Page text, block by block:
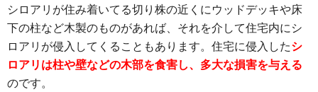
シロアリが住み着いてる切り株の近くにウッドデッキや床
下の柱など木製のものがあれば、それを介して住宅内にシ
ロアリが侵入してくることもあります。住宅に侵入したシ
ロアリは柱や壁などの木部を食害し、多大な損害を与える
のです。